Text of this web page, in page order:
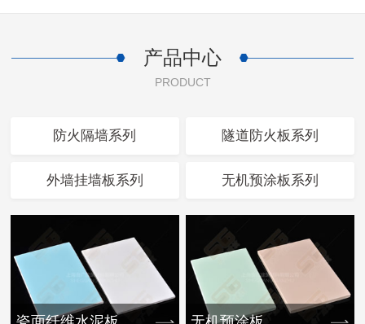
产品中心
PRODUCT
防火隔墙系列 隧道防火板系列
外墙挂墙板系列 无机预涂板系列